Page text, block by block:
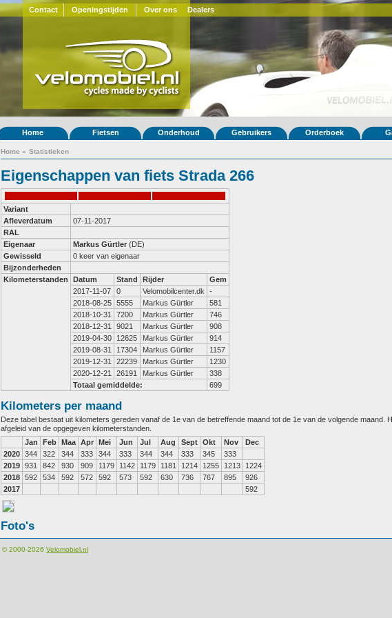
Contact Openingstijden Over ons Dealers
Home Fietsen Onderhoud Gebruikers Orderboek
Home » Statistieken
Eigenschappen van fiets Strada 266
Variant
Afleverdatum
07-11-2017
RAL
Eigenaar
Markus Gürtler (DE)
Gewisseld
0 keer van eigenaar
Bijzonderheden
Kilometerstanden
Datum Stand Rijder
Gem
2017-11-07
0 Velomobilcenter.dk
-
2018-08-25 5555 Markus Gürtler
581
2018-10-31
7200 Markus Gürtler
746
2018-12-31
9021 Markus Gürtler
908
2019-04-30
12625 Markus Gürtler
914
2019-08-31
17304 Markus Gürtler
1157
2019-12-31
22239 Markus Gürtler
1230
2020-12-21
26191 Markus Gürtler
338
Totaal gemiddelde:
699
Kilometers per maand
Deze tabel bestaat uit kilometers gereden vanaf de 1e van de betreffende maand tot de 1e van de volgende maand.
afgeleid van de opgegeven kilometerstanden.
Jan
Feb Maa Apr Mei Jun Jul Aug Sept Okt Nov
Dec
2020 344 322 344 333 344 333 344 344 333 345
333
2019 931 842 930 909 1179 1142 1179 1181 1214 1255 1213
1224
2018 592 534 592 572 592 573 592 630 736 767 895
926
2017
592
Foto's
© 2000-2026 Velomobiel.nl